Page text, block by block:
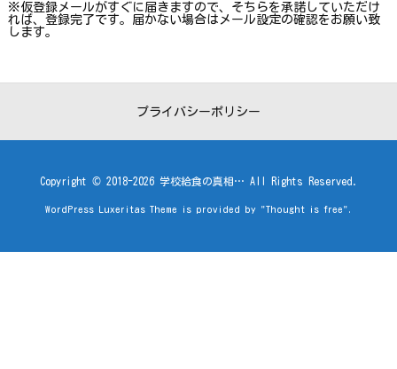
※仮登録メールがすぐに届きますので、そちらを承諾していただけ
れば、登録完了です。届かない場合はメール設定の確認をお願い致
します。
プライバシーポリシー
Copyright © 2018-2026 学校給食の真相… All Rights Reserved.
WordPress Luxeritas Theme is provided by "Thought is free".